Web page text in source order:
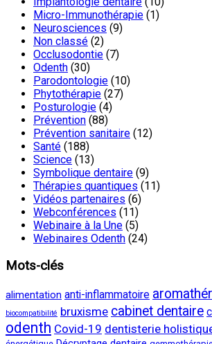
Micro-Immunothérapie (1)
Neurosciences (9)
Non classé (2)
Occlusodontie (7)
Odenth (30)
Parodontologie (10)
Phytothérapie (27)
Posturologie (4)
Prévention (88)
Prévention sanitaire (12)
Santé (188)
Science (13)
Symbolique dentaire (9)
Thérapies quantiques (11)
Vidéos partenaires (6)
Webconférences (11)
Webinaire à la Une (5)
Webinaires Odenth (24)
Mots-clés
alimentation anti-inflammatoire
biocompatibilité bruxisme cabinet dentaire
odenth Covid-19 dentisterie